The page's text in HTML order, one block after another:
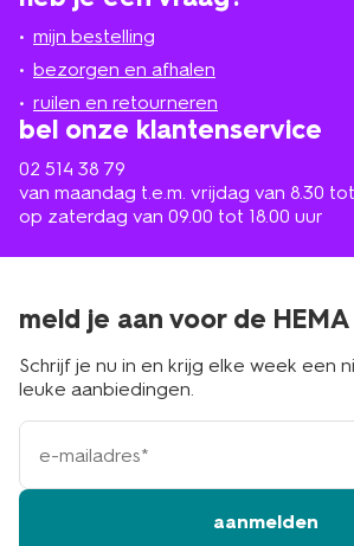
mijn bestelling
bezorgen en afhalen
ruilen en retourneren
bel onze klantenservice
02 514 38 79
van maandag t.e.m. vrijdag van 8.30
op zaterdag van 09.00 tot 18.00 uur
in
de
buurt
meld je aan voor de
Schrijf je nu in en krijg elke week een
leuke aanbiedingen.
e-
mailadres
aanmelden